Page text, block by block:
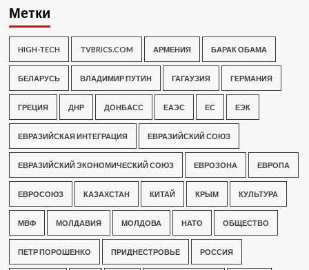
Метки
HIGH-TECH TVBRICS.COM АРМЕНИЯ БАРАК ОБАМА
БЕЛАРУСЬ ВЛАДИМИР ПУТИН ГАГАУЗИЯ ГЕРМАНИЯ
ГРЕЦИЯ ДНР ДОНБАСС ЕАЭС ЕС ЕЭК
ЕВРАЗИЙСКАЯ ИНТЕГРАЦИЯ ЕВРАЗИЙСКИЙ СОЮЗ
ЕВРАЗИЙСКИЙ ЭКОНОМИЧЕСКИЙ СОЮЗ ЕВРОЗОНА ЕВРОПА
ЕВРОСОЮЗ КАЗАХСТАН КИТАЙ КРЫМ КУЛЬТУРА
МВФ МОЛДАВИЯ МОЛДОВА НАТО ОБЩЕСТВО
ПЕТР ПОРОШЕНКО ПРИДНЕСТРОВЬЕ РОССИЯ